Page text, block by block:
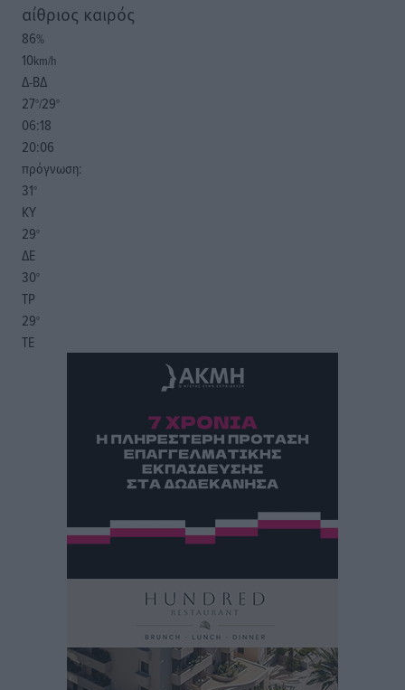
αίθριος καιρός
86%
10km/h
Δ-ΒΔ
27°/29°
06:18
20:06
πρόγνωση:
31°
ΚΥ
29°
ΔΕ
30°
ΤΡ
29°
ΤΕ